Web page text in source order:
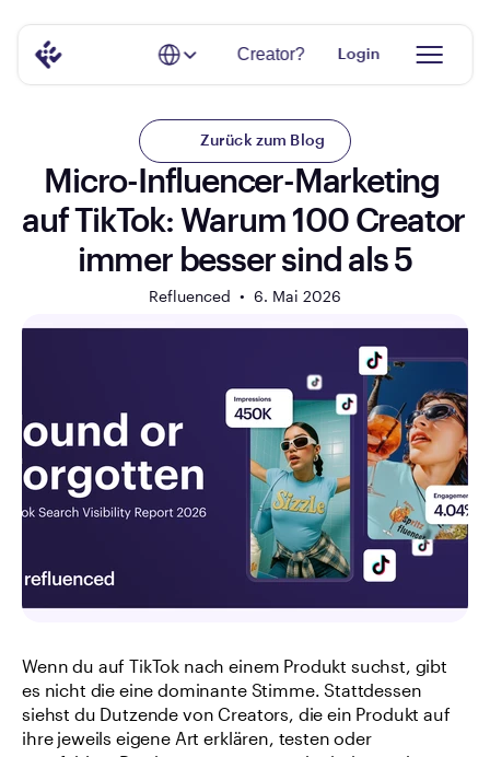
Zurück zum Blog
Micro-Influencer-Marketing
auf TikTok: Warum 100 Creator
immer besser sind als 5
Refluenced  • 6. Mai 2026
Wenn du auf TikTok nach einem Produkt suchst, gibt
es nicht die eine dominante Stimme. Stattdessen
siehst du Dutzende von Creators, die ein Produkt auf
ihre jeweils eigene Art erklären, testen oder
Select Language
Login
Creator?